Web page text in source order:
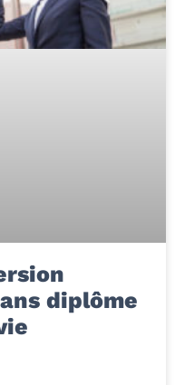
diplôme